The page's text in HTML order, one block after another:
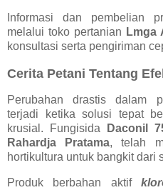
Informasi dan pembelian
melalui toko pertanian Lmga
konsultasi serta pengiriman
Cerita Petani Tentang
Perubahan drastis dalam
terjadi ketika solusi tepat
krusial. Fungisida
Daconil
Rahardja Pratama, telah
hortikultura untuk bangkit dari
Produk berbahan aktif